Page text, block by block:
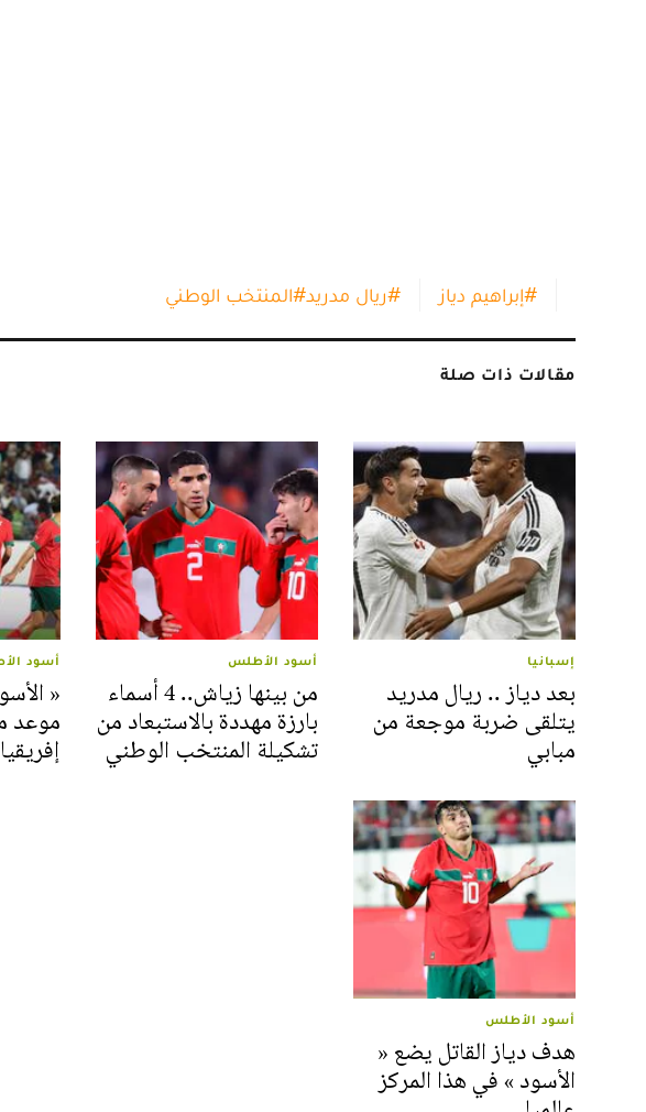
#إبراهيم دياز #ريال مدريد#المنتخب الوطني
مقالات ذات صلة
إسبانيا
بعد دياز .. ريال مدريد
يتلقى ضربة موجعة من
مبابي
أسود الأطلس
من بينها زياش.. 4 أسماء
بارزة مهددة بالاستبعاد من
تشكيلة المنتخب الوطني
أسود
«
موعد
أسود الأطلس
هدف دياز القاتل يضع «
الأسود » في هذا المركز